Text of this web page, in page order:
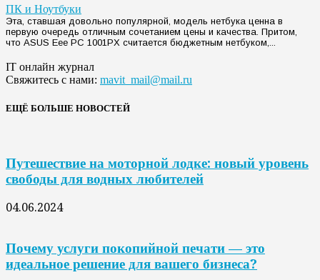
ПК и Ноутбуки
Эта, ставшая довольно популярной, модель нетбука ценна в
первую очередь отличным сочетанием цены и качества. Притом,
что ASUS Eee PC 1001PX считается бюджетным нетбуком,...
IT онлайн журнал
Свяжитесь с нами: mavit_mail@mail.ru
ЕЩЁ БОЛЬШЕ НОВОСТЕЙ
Путешествие на моторной лодке: новый уровень
свободы для водных любителей
04.06.2024
Почему услуги покопийной печати — это
идеальное решение для вашего бизнеса?